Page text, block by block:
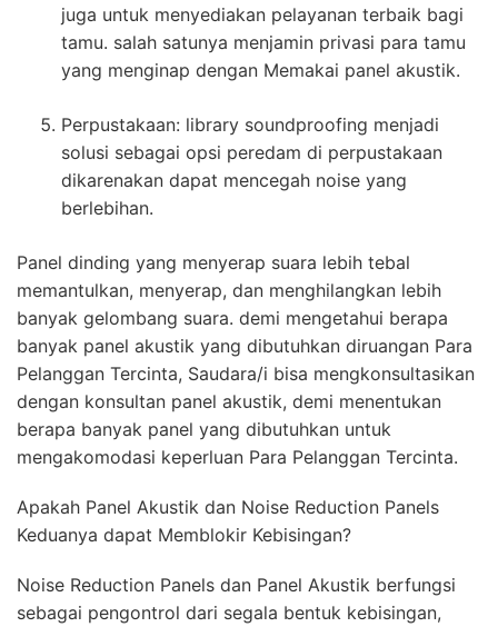
juga untuk menyediakan pelayanan terbaik bagi
tamu. salah satunya menjamin privasi para tamu
yang menginap dengan Memakai panel akustik.
Perpustakaan: library soundproofing menjadi
solusi sebagai opsi peredam di perpustakaan
dikarenakan dapat mencegah noise yang
berlebihan.
Panel dinding yang menyerap suara lebih tebal
memantulkan, menyerap, dan menghilangkan lebih
banyak gelombang suara. demi mengetahui berapa
banyak panel akustik yang dibutuhkan diruangan Para
Pelanggan Tercinta, Saudara/i bisa mengkonsultasikan
dengan konsultan panel akustik, demi menentukan
berapa banyak panel yang dibutuhkan untuk
mengakomodasi keperluan Para Pelanggan Tercinta.
Apakah Panel Akustik dan Noise Reduction Panels
Keduanya dapat Memblokir Kebisingan?
Noise Reduction Panels dan Panel Akustik berfungsi
sebagai pengontrol dari segala bentuk kebisingan,